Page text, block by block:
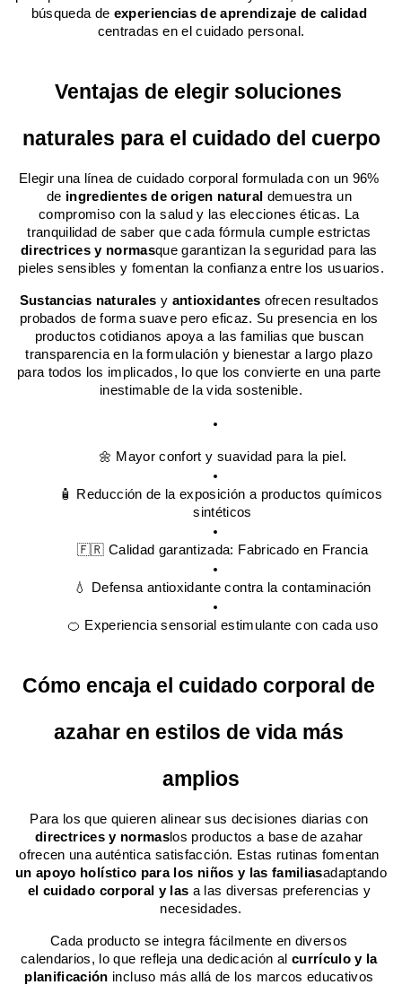
búsqueda de experiencias de aprendizaje de calidad
centradas en el cuidado personal.
Ventajas de elegir soluciones
naturales para el cuidado del cuerpo
Elegir una línea de cuidado corporal formulada con un 96%
de ingredientes de origen natural demuestra un
compromiso con la salud y las elecciones éticas. La
directrices y normasque garantizan la seguridad para las
pieles sensibles y fomentan la confianza entre los usuarios.
Sustancias naturales y antioxidantes ofrecen resultados
probados de forma suave pero eficaz. Su presencia en los
productos cotidianos apoya a las familias que buscan
transparencia en la formulación y bienestar a largo plazo
para todos los implicados, lo que los convierte en una parte
inestimable de la vida sostenible.
🌼 Mayor confort y suavidad para la piel.
🧴 Reducción de la exposición a productos químicos
sintéticos
🇫🇷 Calidad garantizada: Fabricado en Francia
💧 Defensa antioxidante contra la contaminación
🍊 Experiencia sensorial estimulante con cada uso
Cómo encaja el cuidado corporal de
azahar en estilos de vida más
amplios
directrices y normaslos productos a base de azahar
un apoyo holístico para los niños y las familias
adaptando
el cuidado corporal y las a las diversas preferencias y
necesidades.
Cada producto se integra fácilmente en diversos
calendarios, lo que refleja una dedicación al currículo y la
planificación incluso más allá de los marcos educativos